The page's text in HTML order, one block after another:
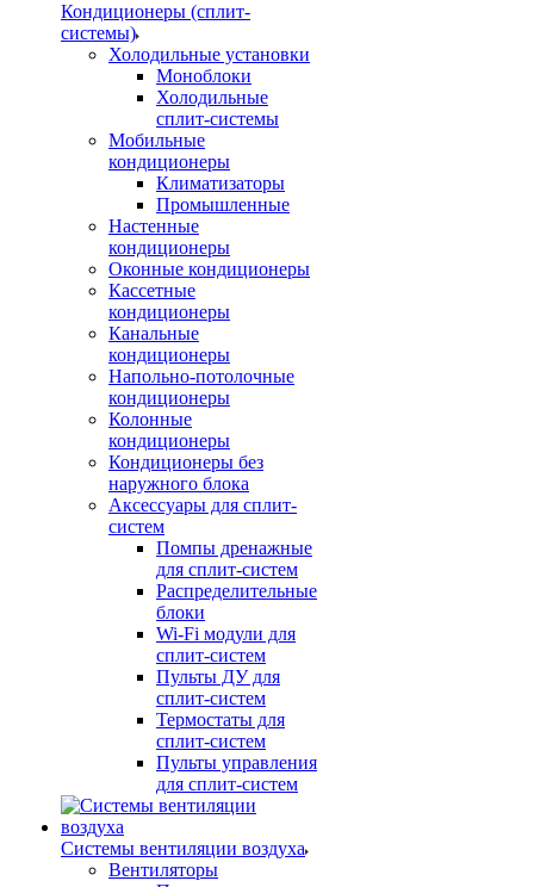
Кондиционеры (сплит-
системы)
Холодильные установки
Моноблоки
Холодильные
сплит-системы
Мобильные
кондиционеры
Климатизаторы
Промышленные
Настенные
кондиционеры
Оконные кондиционеры
Кассетные
кондиционеры
Канальные
кондиционеры
Напольно-потолочные
кондиционеры
Колонные
кондиционеры
Кондиционеры без
наружного блока
Аксессуары для сплит-
систем
Помпы дренажные
для сплит-систем
Распределительные
блоки
Wi-Fi модули для
сплит-систем
Пульты ДУ для
сплит-систем
Термостаты для
сплит-систем
Пульты управления
для сплит-систем
Системы вентиляции воздуха
Вентиляторы